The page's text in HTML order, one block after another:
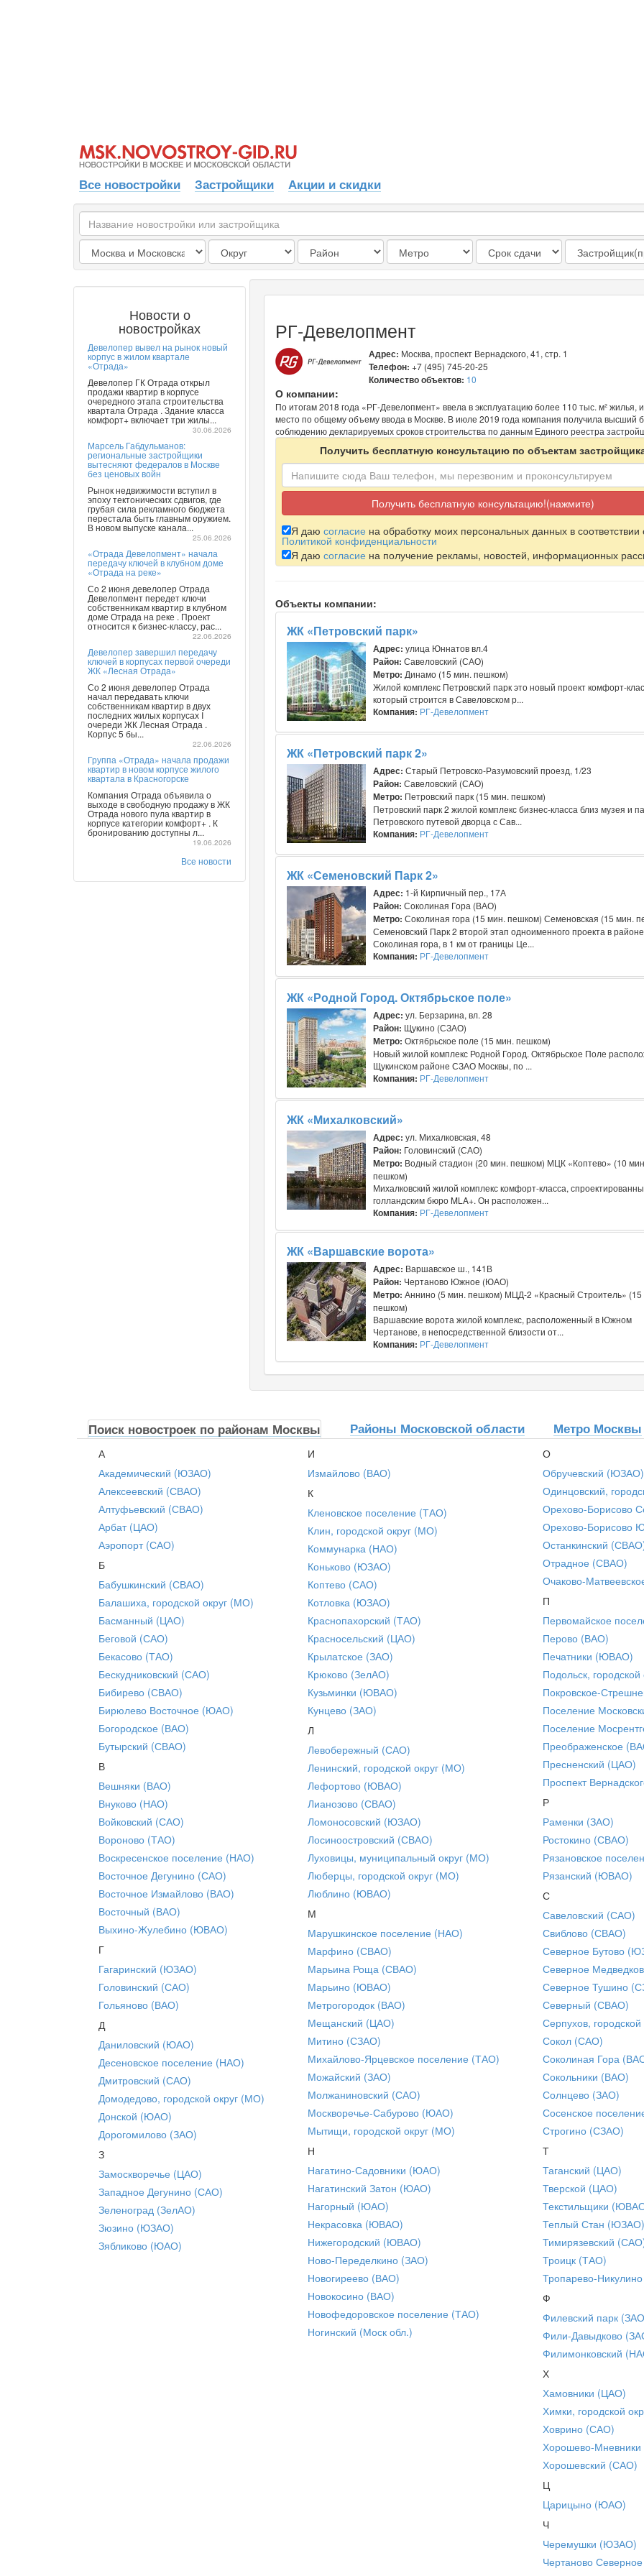
Все новостройки Застройщики Акции и скидки
Новости о
новостройках
Девелопер вывел на рынок новый
корпус в жилом квартале
«Отрада»
Девелопер ГК Отрада открыл
продажи квартир в корпусе
очередного этапа строительства
квартала Отрада . Здание класса
комфорт+ включает три жилы...
30.06.2026
Марсель Габдульманов:
региональные застройщики
вытесняют федералов в Москве
без ценовых войн
Рынок недвижимости вступил в
эпоху тектонических сдвигов, где
грубая сила рекламного бюджета
перестала быть главным оружием.
В новом выпуске канала...
25.06.2026
«Отрада Девелопмент» начала
передачу ключей в клубном доме
«Отрада на реке»
Со 2 июня девелопер Отрада
Девелопмент передет ключи
собственникам квартир в клубном
доме Отрада на реке . Проект
относится к бизнес-классу, рас...
22.06.2026
Девелопер завершил передачу
ключей в корпусах первой очереди
ЖК «Лесная Отрада»
Со 2 июня девелопер Отрада
начал передавать ключи
собственникам квартир в двух
последних жилых корпусах I
очереди ЖК Лесная Отрада .
Корпус 5 бы...
22.06.2026
Группа «Отрада» начала продажи
квартир в новом корпусе жилого
квартала в Красногорске
Компания Отрада объявила о
выходе в свободную продажу в ЖК
Отрада нового пула квартир в
корпусе категории комфорт+ . К
бронированию доступны л...
19.06.2026
Все новости
РГ-Девелопмент
Адрес: Москва, проспект Вернадского, 41, стр. 1
Телефон: +7 (495) 745-20-25
Количество объектов: 10
О компании:
По итогам 2018 года «РГ-Девелопмент» ввела в эксплуатацию более 110 тыс. м² жилья,
место по общему объему ввода в Москве. В июле 2019 года компания получила высший
соблюдению декларируемых сроков строительства по данным Единого реестра
Получить бесплатную консультацию по объектам
Получить бесплатную консультацию!(нажмите)
Я даю согласие на обработку моих персональных данных в соответствии
Политикой конфиденциальности
Я даю согласие на получение рекламы, новостей, информационных
Объекты компании:
ЖК «Петровский парк»
Адрес: улица Юннатов вл.4
Район: Савеловский (САО)
Метро: Динамо (15 мин. пешком)
Жилой комплекс Петровский парк это новый проект комфорт-
который строится в Савеловском р...
Компания: РГ-Девелопмент
ЖК «Петровский парк 2»
Адрес: Старый Петровско-Разумовский проезд, 1/23
Район: Савеловский (САО)
Метро: Петровский парк (15 мин. пешком)
Петровский парк 2 жилой комплекс бизнес-класса близ музея и
Петровского путевой дворца с Сав...
Компания: РГ-Девелопмент
ЖК «Семеновский Парк 2»
Адрес: 1-й Кирпичный пер., 17А
Район: Соколиная Гора (ВАО)
Метро: Соколиная гора (15 мин. пешком) Семеновская (15 мин.
Семеновский Парк 2 второй этап одноименного проекта в районе
Соколиная гора, в 1 км от границы Це...
Компания: РГ-Девелопмент
ЖК «Родной Город. Октябрьское поле»
Адрес: ул. Берзарина, вл. 28
Район: Щукино (СЗАО)
Метро: Октябрьское поле (15 мин. пешком)
Новый жилой комплекс Родной Город. Октябрьское Поле
Щукинском районе СЗАО Москвы, по ...
Компания: РГ-Девелопмент
ЖК «Михалковский»
Адрес: ул. Михалковская, 48
Район: Головинский (САО)
Метро: Водный стадион (20 мин. пешком) МЦК «Коптево» (10
пешком)
Михалковский жилой комплекс комфорт-класса,
голландским бюро MLA+. Он расположен...
Компания: РГ-Девелопмент
ЖК «Варшавские ворота»
Адрес: Варшавское ш., 141В
Район: Чертаново Южное (ЮАО)
Метро: Аннино (5 мин. пешком) МЦД-2 «Красный Строитель» (15
пешком)
Варшавские ворота жилой комплекс, расположенный в Южном
Чертанове, в непосредственной близости от...
Компания: РГ-Девелопмент
Поиск новостроек по районам Москвы Районы Московской области Метро Москвы
А
Академический (ЮЗАО)
Алексеевский (СВАО)
Алтуфьевский (СВАО)
Арбат (ЦАО)
Аэропорт (САО)
Б
Бабушкинский (СВАО)
Балашиха, городской округ (МО)
Басманный (ЦАО)
Беговой (САО)
Бекасово (ТАО)
Бескудниковский (САО)
Бибирево (СВАО)
Бирюлево Восточное (ЮАО)
Богородское (ВАО)
Бутырский (СВАО)
В
Вешняки (ВАО)
Внуково (НАО)
Войковский (САО)
Вороново (ТАО)
Воскресенское поселение (НАО)
Восточное Дегунино (САО)
Восточное Измайлово (ВАО)
Восточный (ВАО)
Выхино-Жулебино (ЮВАО)
Г
Гагаринский (ЮЗАО)
Головинский (САО)
Гольяново (ВАО)
Д
Даниловский (ЮАО)
Десеновское поселение (НАО)
Дмитровский (САО)
Домодедово, городской округ (МО)
Донской (ЮАО)
Дорогомилово (ЗАО)
З
Замоскворечье (ЦАО)
Западное Дегунино (САО)
Зеленоград (ЗелАО)
Зюзино (ЮЗАО)
Зябликово (ЮАО)
И
Измайлово (ВАО)
К
Кленовское поселение (ТАО)
Клин, городской округ (МО)
Коммунарка (НАО)
Коньково (ЮЗАО)
Коптево (САО)
Котловка (ЮЗАО)
Краснопахорский (ТАО)
Красносельский (ЦАО)
Крылатское (ЗАО)
Крюково (ЗелАО)
Кузьминки (ЮВАО)
Кунцево (ЗАО)
Л
Левобережный (САО)
Ленинский, городской округ (МО)
Лефортово (ЮВАО)
Лианозово (СВАО)
Ломоносовский (ЮЗАО)
Лосиноостровский (СВАО)
Луховицы, муниципальный округ (МО)
Люберцы, городской округ (МО)
Люблино (ЮВАО)
М
Марушкинское поселение (НАО)
Марфино (СВАО)
Марьина Роща (СВАО)
Марьино (ЮВАО)
Метрогородок (ВАО)
Мещанский (ЦАО)
Митино (СЗАО)
Михайлово-Ярцевское поселение (ТАО)
Можайский (ЗАО)
Молжаниновский (САО)
Москворечье-Сабурово (ЮАО)
Мытищи, городской округ (МО)
Н
Нагатино-Садовники (ЮАО)
Нагатинский Затон (ЮАО)
Нагорный (ЮАО)
Некрасовка (ЮВАО)
Нижегородский (ЮВАО)
Ново-Переделкино (ЗАО)
Новогиреево (ВАО)
Новокосино (ВАО)
Новофедоровское поселение (ТАО)
Ногинский (Моск обл.)
О
Обручевский (ЮЗАО)
Одинцовский,
Орехово-Борисово
Орехово-Борисово
Останкинский
Отрадное (СВАО)
Очаково-
П
Первомайское
Перово (ВАО)
Печатники (ЮВАО)
Подольск,
Покровское-
Поселение
Поселение
Преображенское
Пресненский (ЦАО)
Проспект
Р
Раменки (ЗАО)
Ростокино (СВАО)
Рязановское
Рязанский (ЮВАО)
С
Савеловский (САО)
Свиблово (СВАО)
Северное Бутово
Северное
Северное Тушино
Северный (СВАО)
Серпухов,
Сокол (САО)
Соколиная Гора
Сокольники (ВАО)
Солнцево (ЗАО)
Сосенское
Строгино (СЗАО)
Т
Таганский (ЦАО)
Тверской (ЦАО)
Текстильщики
Теплый Стан (ЮЗАО)
Тимирязевский
Троицк (ТАО)
Тропарево-
Ф
Филевский парк
Фили-Давыдково
Филимонковский
Х
Хамовники (ЦАО)
Химки, городской
Ховрино (САО)
Хорошево-
Хорошевский (САО)
Ц
Царицыно (ЮАО)
Ч
Черемушки (ЮЗАО)
Чертаново